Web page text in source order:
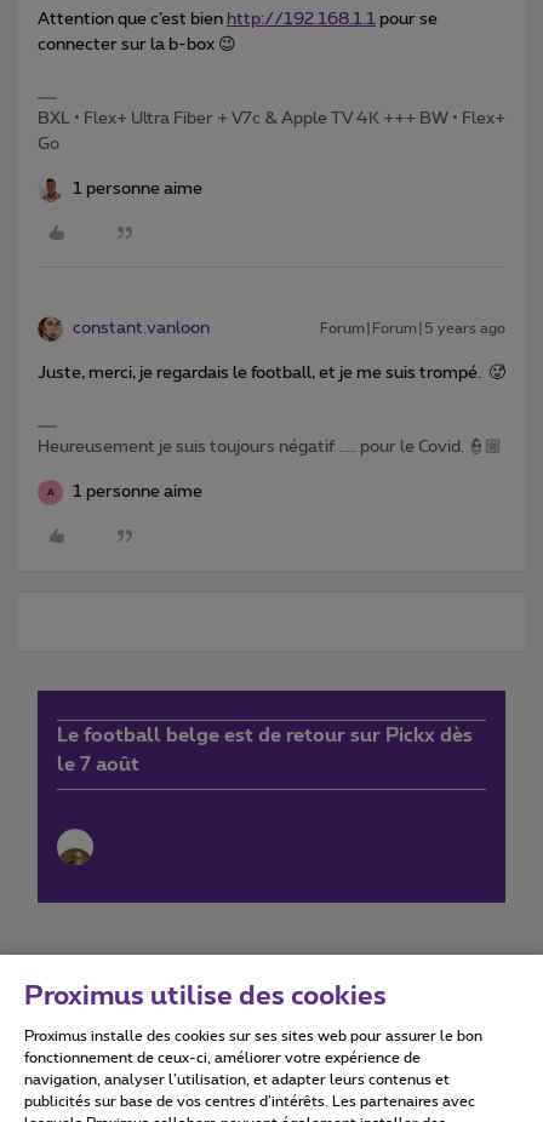
Attention que c’est bien http://192.168.1.1 pour se
connecter sur la b-box 😉
BXL • Flex+ Ultra Fiber + V7c & Apple TV 4K +++ BW • Flex+
Go
1 personne aime
constant.vanloon Forum|Forum|5 years ago
Juste, merci, je regardais le football, et je me suis trompé. 🥵
Heureusement je suis toujours négatif ..... pour le Covid. 👮🏼
A 1 personne aime
Le football belge est de retour sur Pickx dès
le 7 août
Conditions d'utilisation Accessibility statement
Proximus utilise des cookies
Proximus installe des cookies sur ses sites web pour assurer le bon
fonctionnement de ceux-ci, améliorer votre expérience de
navigation, analyser l’utilisation, et adapter leurs contenus et
publicités sur base de vos centres d’intérêts. Les partenaires avec